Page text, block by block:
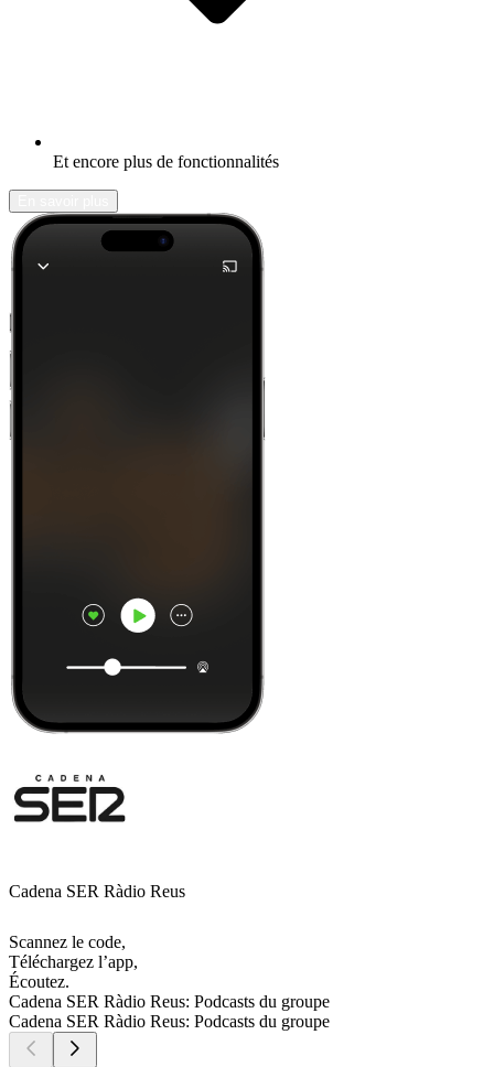
Et encore plus de fonctionnalités
Cadena SER Ràdio Reus
Scannez le code,
Téléchargez l’app,
Écoutez.
Cadena SER Ràdio Reus: Podcasts du groupe
Cadena SER Ràdio Reus: Podcasts du groupe